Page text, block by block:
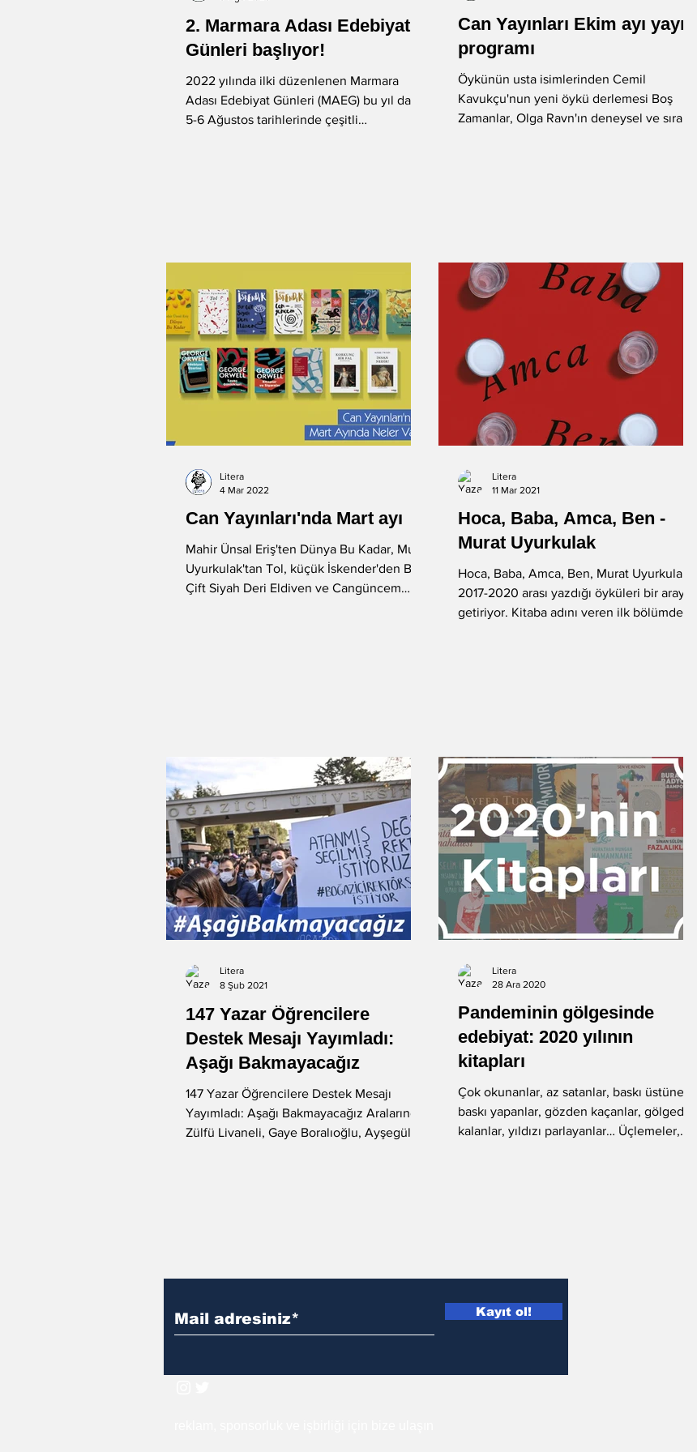
-Murat Gülsoy -Aysu Önen -Okan Okumuş -Nuray Önoğlu
-Aynur Kulak -Sibel Yükler -Fatih Balkış Öykü
2. Marmara Adası Edebiyat
Günleri başlıyor!
2022 yılında ilki düzenlenen Marmara
Adası Edebiyat Günleri (MAEG) bu yıl da 4-
5-6 Ağustos tarihlerinde çeşitli
Can Yayınları Ekim ayı yayın
programı
Öykünün usta isimlerinden Cemil
Kavukçu'nun yeni öykü derlemesi Boş
Zamanlar, Olga Ravn'ın deneysel ve sıra
Can Yayınları'nda Mart ayı
Mahir Ünsal Eriş'ten Dünya Bu Kadar, Murat
Uyurkulak'tan Tol, küçük İskender'den Bir
Çift Siyah Deri Eldiven ve Cangüncem
Litera
4 Mar 2022
Hoca, Baba, Amca, Ben -
Murat Uyurkulak
Hoca, Baba, Amca, Ben, Murat Uyurkulak’ın
2017-2020 arası yazdığı öyküleri bir araya
getiriyor. Kitaba adını veren ilk bölümde
Litera
11 Mar 2021
147 Yazar Öğrencilere
Destek Mesajı Yayımladı:
Aşağı Bakmayacağız
147 Yazar Öğrencilere Destek Mesajı
Yayımladı: Aşağı Bakmayacağız Aralarında
Zülfü Livaneli, Gaye Boralıoğlu, Ayşegül
Litera
8 Şub 2021
Pandeminin gölgesinde
edebiyat: 2020 yılının
kitapları
Çok okunanlar, az satanlar, baskı üstüne
baskı yapanlar, gözden kaçanlar, gölgede
kalanlar, yıldızı parlayanlar… Üçlemeler,...
Litera
28 Ara 2020
Kayıt ol!